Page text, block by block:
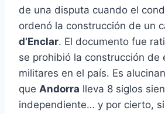
de una disputa cuando el
ordenó la construcción de un
d’Enclar. El documento fue
se prohibió la construcción de
militares en el país. Es
que Andorra lleva 8 siglos
independiente… y por cierto,